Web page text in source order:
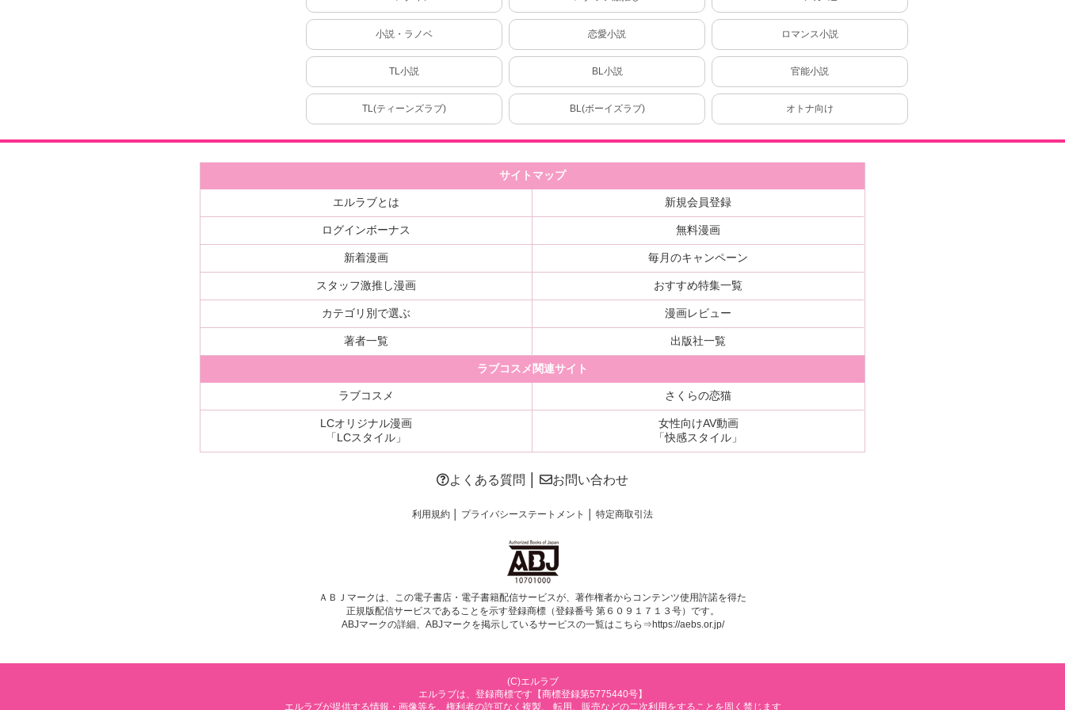
小説・ラノベ 恋愛小説 ロマンス小説
TL小説 BL小説 官能小説
TL(ティーンズラブ) BL(ボーイズラブ) オトナ向け
サイトマップ
エルラブとは 新規会員登録
ログインボーナス 無料漫画
新着漫画 毎月のキャンペーン
スタッフ激推し漫画 おすすめ特集一覧
カテゴリ別で選ぶ 漫画レビュー
著者一覧 出版社一覧
ラブコスメ関連サイト
ラブコスメ さくらの恋猫
LCオリジナル漫画
「LCスタイル」
女性向けAV動画
「快感スタイル」
よくある質問 お問い合わせ
利用規約│ プライバシーステートメント 特定商取引法
ＡＢＪマークは、この電子書店・電子書籍配信サービスが、著作権者からコンテンツ使用許諾を得た
正規版配信サービスであることを示す登録商標（登録番号 第６０９１７１３号）です。
ABJマークの詳細、ABJマークを掲示しているサービスの一覧はこちら⇒ https://aebs.or.jp/
(C)エルラブ
エルラブは、登録商標です【商標登録第5775440号】
エルラブが提供する情報・画像等を、権利者の許可なく複製、 転用、販売などの二次利用をすることを固く禁じます